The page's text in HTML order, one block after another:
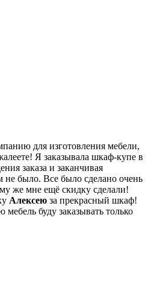
для изготовления мебели,
Я заказывала шкаф-купе в
заказа и заканчивая
было. Все было сделано очень
же мне ещё скидку сделали!
Алексею за прекрасный шкаф!
буду заказывать только